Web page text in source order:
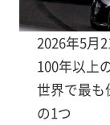
2026年5月
100年以上
世界で最も
の1つ